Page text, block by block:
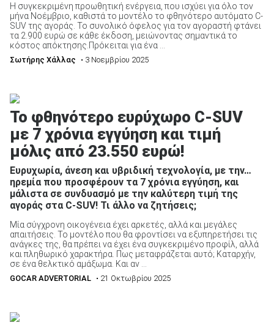
Η συγκεκριμένη προωθητική ενέργεια, που ισχύει για όλο τον
μήνα Νοέμβριο, καθιστά το μοντέλο το φθηνότερο αυτόματο C-
SUV της αγοράς. Το συνολικό όφελος για τον αγοραστή φτάνει
τα 2.900 ευρώ σε κάθε έκδοση, μειώνοντας σημαντικά το
κόστος απόκτησης.Πρόκειται για ένα ...
Σωτήρης Χάλλας • 3 Νοεμβρίου 2025
Το φθηνότερο ευρύχωρο C-SUV
με 7 χρόνια εγγύηση και τιμή
μόλις από 23.550 ευρώ!
Ευρυχωρία, άνεση και υβριδική τεχνολογία, με την…
ηρεμία που προσφέρουν τα 7 χρόνια εγγύηση, και
μάλιστα σε συνδυασμό με την καλύτερη τιμή της
αγοράς στα C-SUV! Τι άλλο να ζητήσεις;
Μία σύγχρονη οικογένεια έχει αρκετές, αλλά και μεγάλες
απαιτήσεις. Το μοντέλο που θα φροντίσει να εξυπηρετήσει τις
ανάγκες της, θα πρέπει να έχει ένα συγκεκριμένο προφίλ, αλλά
και πληθωρικό χαρακτήρα. Πως μεταφράζεται αυτό; Καταρχήν,
σε ένα θελκτικό αμάξωμα. Και αν ...
GOCAR ADVERTORIAL • 21 Οκτωβρίου 2025